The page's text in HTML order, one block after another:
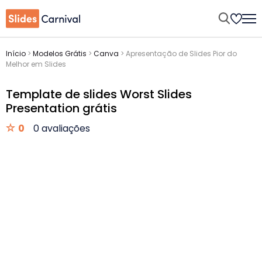
Início > Modelos Grátis > Canva > Apresentação de Slides Pior do
Melhor em Slides
Template de slides Worst Slides
Presentation grátis
0 0 avaliações